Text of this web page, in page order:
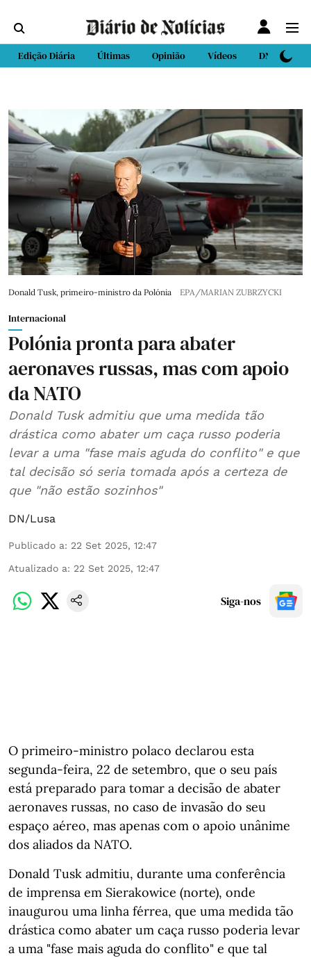
Edição Diária Últimas Opinião Vídeos DN Sport
Donald Tusk, primeiro-ministro da Polónia EPA/MARIAN ZUBRZYCKI
Internacional
Polónia pronta para abater
aeronaves russas, mas com apoio
da NATO
Donald Tusk admitiu que uma medida tão
drástica como abater um caça russo poderia
levar a uma "fase mais aguda do conflito" e que
tal decisão só seria tomada após a certeza de
que "não estão sozinhos"
DN/Lusa
Publicado a: 22 Set 2025, 12:47
Atualizado a: 22 Set 2025, 12:47
Siga-nos
O primeiro-ministro polaco declarou esta
segunda-feira, 22 de setembro, que o seu país
está preparado para tomar a decisão de abater
aeronaves russas, no caso de invasão do seu
espaço aéreo, mas apenas com o apoio unânime
dos aliados da NATO.
Donald Tusk admitiu, durante uma conferência
de imprensa em Sierakowice (norte), onde
inaugurou uma linha férrea, que uma medida tão
drástica como abater um caça russo poderia levar
a uma "fase mais aguda do conflito" e que tal